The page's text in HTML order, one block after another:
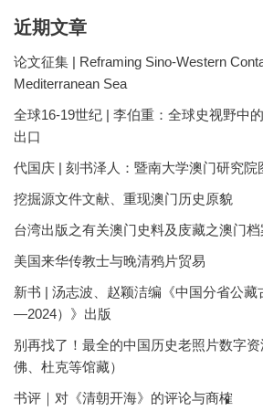
近期文章
论文征集 | Reframing Sino-Western
Mediterranean Sea
全球16-19世纪 | 李伯重：全球史视野中
出口
代国庆 | 刻书泽人：暨南大学澳门研究院
挖掘源文件文献、重现澳门历史原貌
台湾出版之有关澳门史料及庋藏之澳门
美国来华传教士与晚清鸦片贸易
新书 | 汤志波、赵颖洁编《中国分省公藏
—2024）》出版
别再找了！最全的中国历史老照片数字
佛、杜克等馆藏）
书评｜对《清朝开海》的评论与商榷